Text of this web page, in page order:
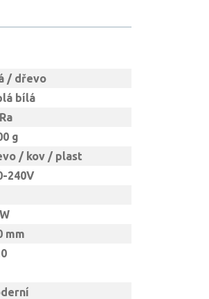
/ dřevo
bílá
g
/ kov / plast
240V
mm